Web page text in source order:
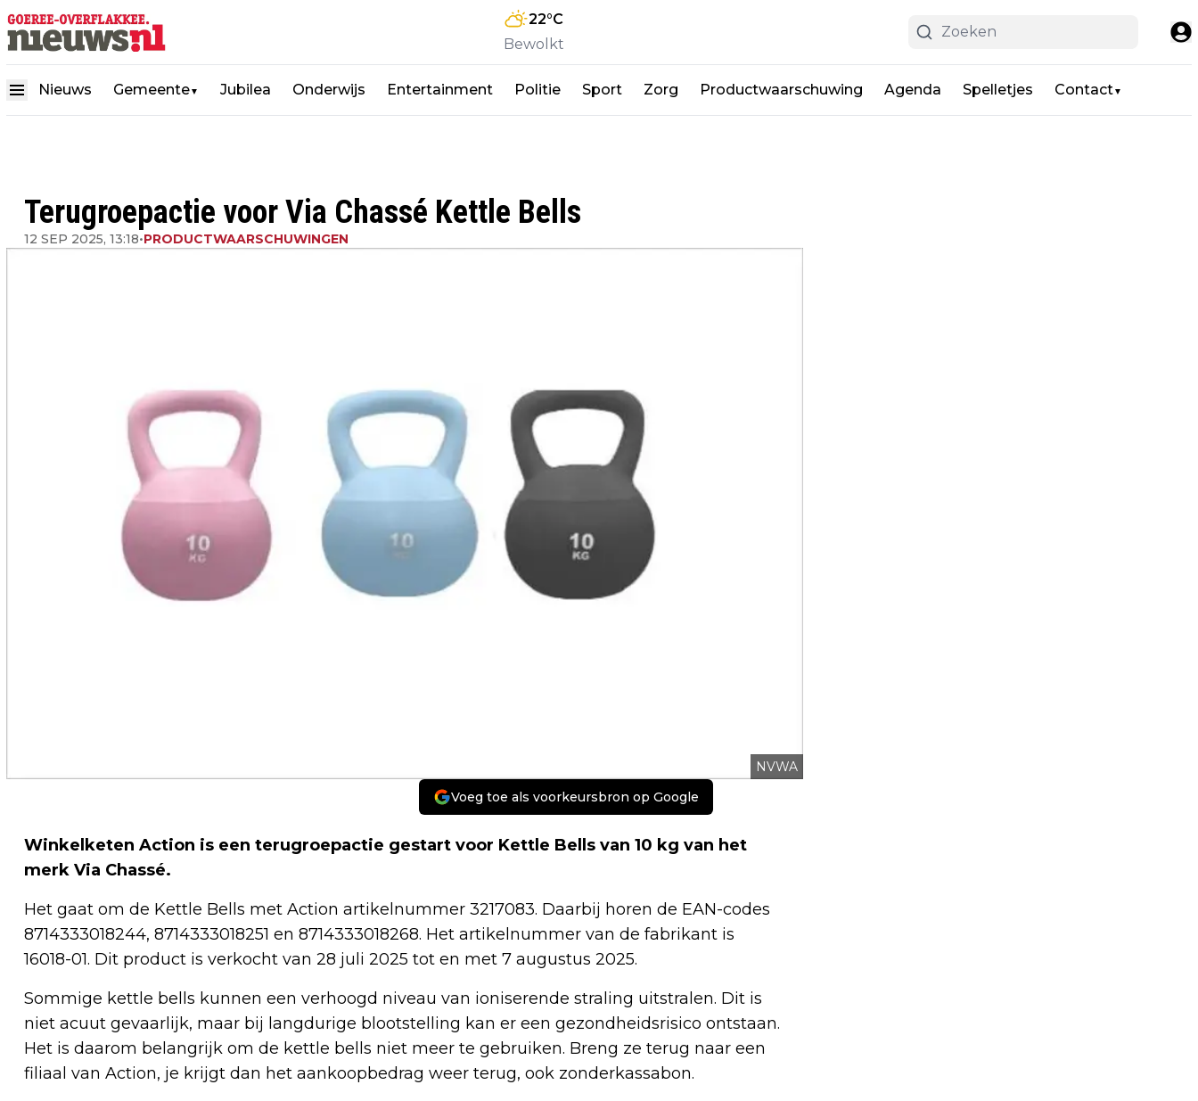
22°C
Bewolkt
Nieuws Gemeente▼ Jubilea Onderwijs Entertainment Politie Sport Zorg Productwaarschuwing Agenda Spelletjes Contact▼
Terugroepactie voor Via Chassé Kettle Bells
12 SEP 2025, 13:18•PRODUCTWAARSCHUWINGEN
NVWA
Voeg toe als voorkeursbron op Google
Winkelketen Action is een terugroepactie gestart voor Kettle Bells van 10 kg van het
merk Via Chassé.
Het gaat om de Kettle Bells met Action artikelnummer 3217083. Daarbij horen de EAN-codes
8714333018244, 8714333018251 en 8714333018268. Het artikelnummer van de fabrikant is
16018-01. Dit product is verkocht van 28 juli 2025 tot en met 7 augustus 2025.
Sommige kettle bells kunnen een verhoogd niveau van ioniserende straling uitstralen. Dit is
niet acuut gevaarlijk, maar bij langdurige blootstelling kan er een gezondheidsrisico ontstaan.
Het is daarom belangrijk om de kettle bells niet meer te gebruiken. Breng ze terug naar een
filiaal van Action, je krijgt dan het aankoopbedrag weer terug, ook zonderkassabon.